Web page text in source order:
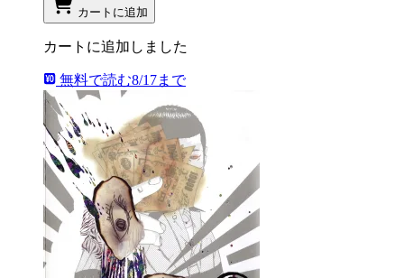
カートに追加
カートに追加しました
無料で読む8/17まで